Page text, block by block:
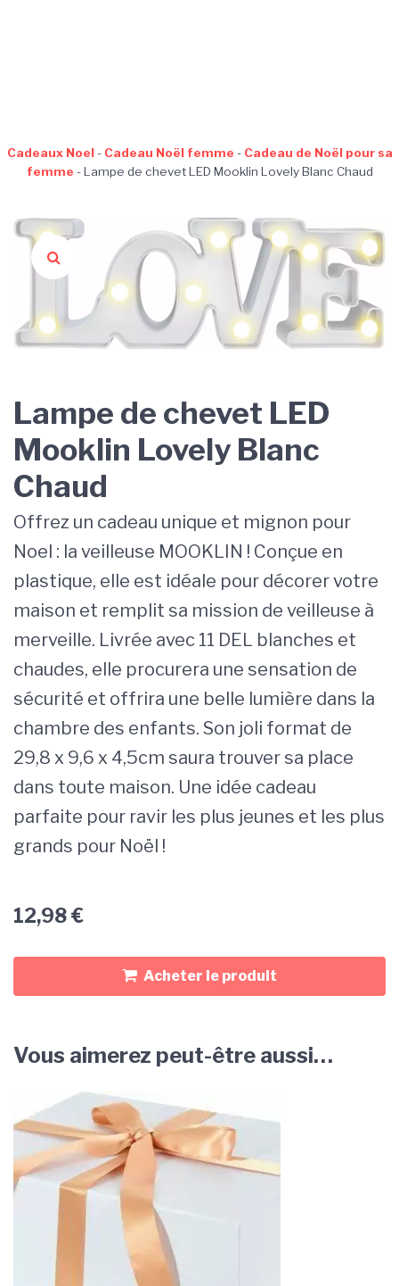
Cadeaux Noel - Cadeau Noël femme - Cadeau de Noël pour sa
femme -Lampe de chevet LED Mooklin Lovely Blanc Chaud
Lampe de chevet LED
Mooklin Lovely Blanc
Chaud
Offrez un cadeau unique et mignon pour
Noel : la veilleuse MOOKLIN ! Conçue en
plastique, elle est idéale pour décorer votre
maison et remplit sa mission de veilleuse à
merveille. Livrée avec 11 DEL blanches et
chaudes, elle procurera une sensation de
sécurité et offrira une belle lumière dans la
chambre des enfants. Son joli format de
29,8 x 9,6 x 4,5cm saura trouver sa place
dans toute maison. Une idée cadeau
parfaite pour ravir les plus jeunes et les plus
grands pour Noël !
12,98€
Acheter le produit
Vous aimerez peut-être aussi…